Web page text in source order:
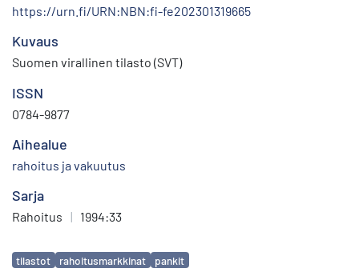
https://urn.fi/URN:NBN:fi-fe202301319665
Kuvaus
Suomen virallinen tilasto (SVT)
ISSN
0784-9877
Aihealue
rahoitus ja vakuutus
Sarja
Rahoitus | 1994:33
Avainsanat
tilastot rahoitusmarkkinat pankit